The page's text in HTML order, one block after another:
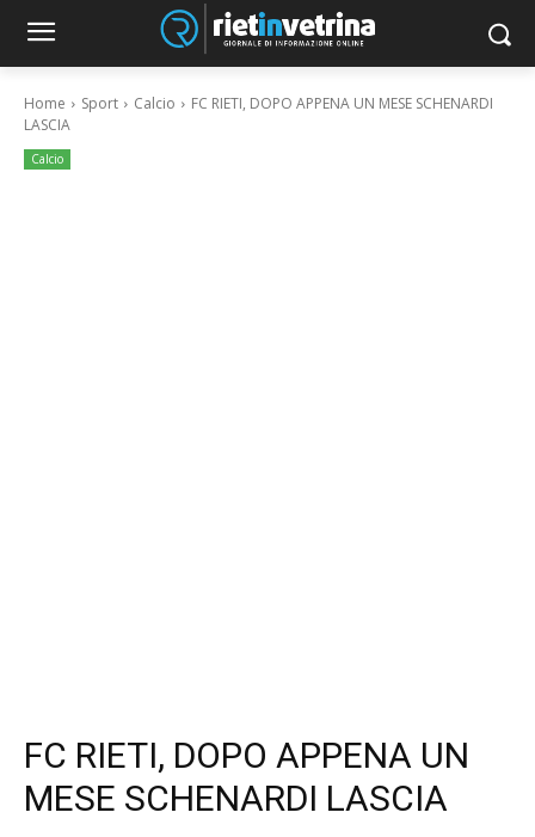
Home Sport Calcio
FC RIETI, DOPO APPENA UN MESE SCHENARDI
LASCIA
Calcio
FC RIETI, DOPO APPENA UN
MESE SCHENARDI LASCIA